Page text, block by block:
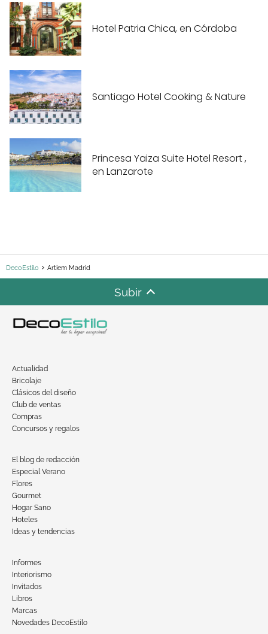
Hotel Patria Chica, en Córdoba
Santiago Hotel Cooking & Nature
Princesa Yaiza Suite Hotel Resort ,
en Lanzarote
DecoEstilo Artiem Madrid
Subir
Actualidad
Bricolaje
Clásicos del diseño
Club de ventas
Compras
Concursos y regalos
El blog de redacción
Especial Verano
Flores
Gourmet
Hogar Sano
Hoteles
Ideas y tendencias
Informes
Interiorismo
Invitados
Libros
Marcas
Novedades DecoEstilo